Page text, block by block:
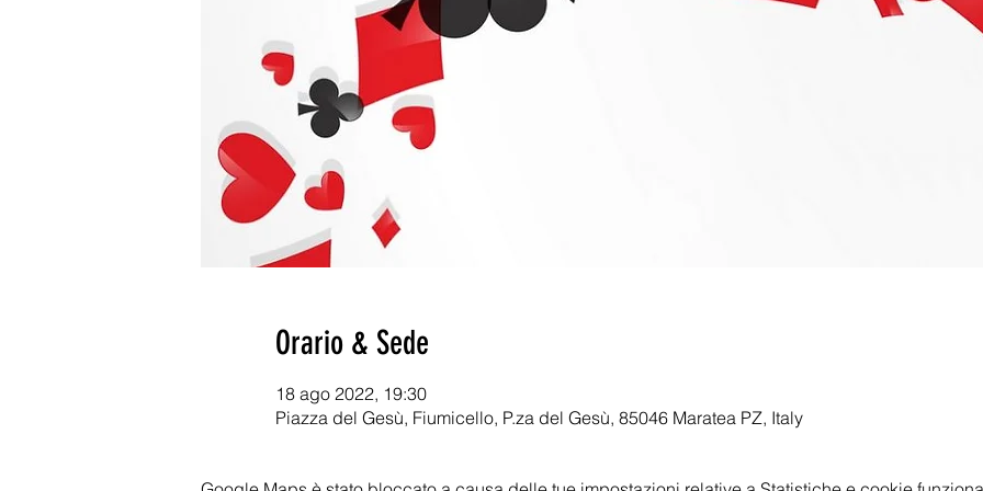
Orario & Sede
18 ago 2022, 19:30
Piazza del Gesù, Fiumicello, P.za del Gesù, 85046 Maratea PZ, Italy